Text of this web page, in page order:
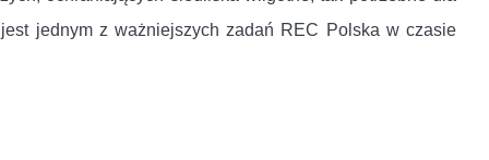
jednym z ważniejszych zadań REC Polska w czasie